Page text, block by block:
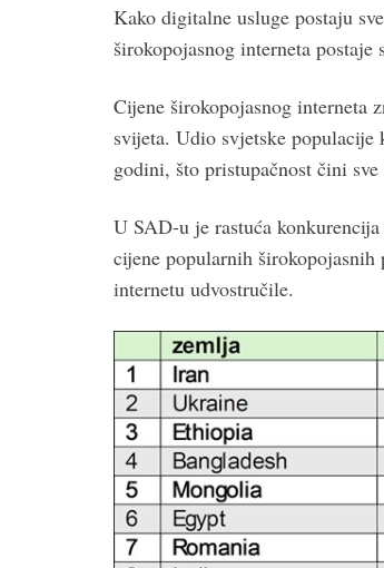
Kako digitalne usluge postaju
širokopojasnog interneta
Cijene širokopojasnog interneta
svijeta. Udio svjetske
godini, što pristupačnost čini
U SAD-u je rastuća
cijene popularnih
internetu udvostručile.